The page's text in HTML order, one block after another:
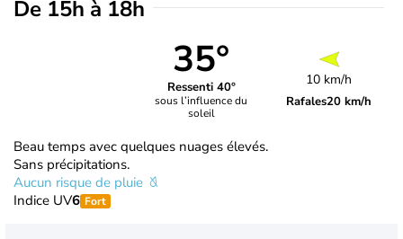
De 15h à 18h
35°
Ressenti 40°
sous l’influence du
soleil
10 km/h
Rafales20 km/h
Beau temps avec quelques nuages élevés.
Sans précipitations.
Aucun risque de pluie
Indice UV6 Fort